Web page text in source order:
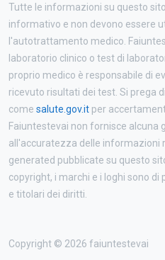
Tutte le informazioni su questo
informativo e non devono essere
l'autotrattamento medico.
laboratorio clinico o test di
proprio medico è responsabile di
ricevuto risultati dei test. Si prega
come salute.gov.it per
Faiuntestevai non fornisce alcuna
all'accuratezza delle informazioni
generated pubblicate su questo
copyright, i marchi e i loghi sono
e titolari dei diritti.
Copyright © 2026 faiuntestevai